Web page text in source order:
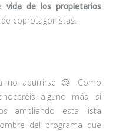
vida de los propietarios
coprotagonistas.
no aburrirse 😉 Como
alguno más, si
ampliando esta lista
del programa que